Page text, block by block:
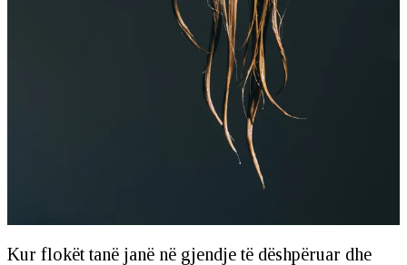
Kur flokët tanë janë në gjendje të dëshpëruar dhe